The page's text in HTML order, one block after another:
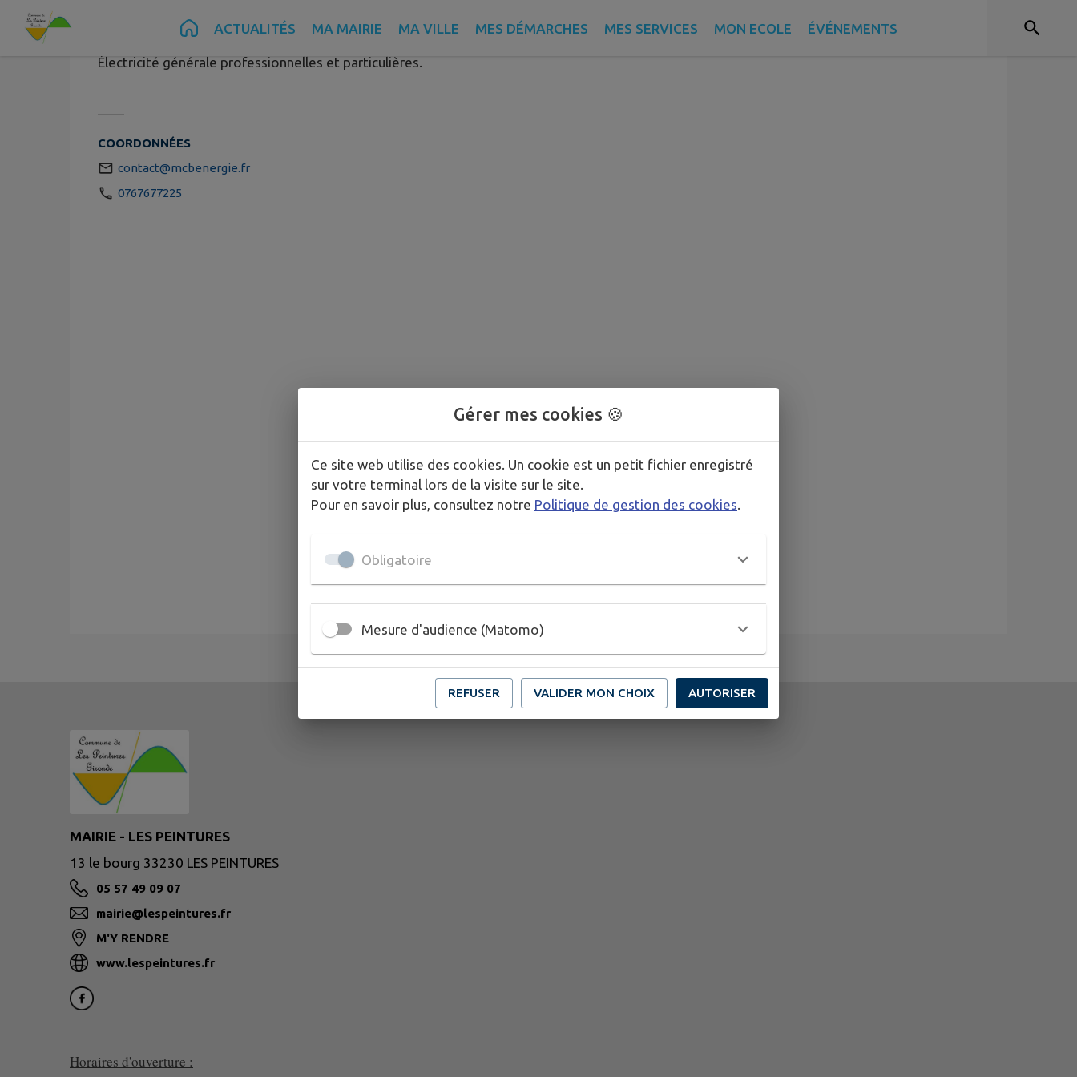
Contenu Recherche Pied de page
ACTUALITÉS MA MAIRIE MA VILLE MES DÉMARCHES MES SERVICES MON ECOLE ÉVÉNEMENTS
MCB Énergie
Électricité générale professionnelles et particulières.
COORDONNÉES
contact@mcbenergie.fr
0767677225
MAIRIE - LES PEINTURES
13 le bourg 33230 LES PEINTURES
05 57 49 09 07
mairie@lespeintures.fr
M'Y RENDRE
www.lespeintures.fr
Horaires d'ouverture :
Gérer mes cookies 🍪
Ce site web utilise des cookies. Un cookie est un petit fichier enregistré
sur votre terminal lors de la visite sur le site.
Pour en savoir plus, consultez notre Politique de gestion des cookies.
Obligatoire
Mesure d'audience (Matomo)
REFUSER VALIDER MON CHOIX AUTORISER